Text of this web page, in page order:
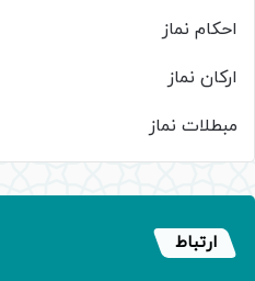
احکام نماز
ارکان نماز
مبطلات نماز
ارتباط